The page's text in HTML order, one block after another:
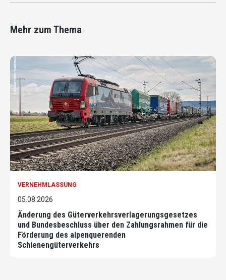
Mehr zum Thema
VERNEHMLASSUNG
05.08.2026
Änderung des Güterverkehrsverlagerungsgesetzes
und Bundesbeschluss über den Zahlungsrahmen für die
Förderung des alpenquerenden
Schienengüterverkehrs